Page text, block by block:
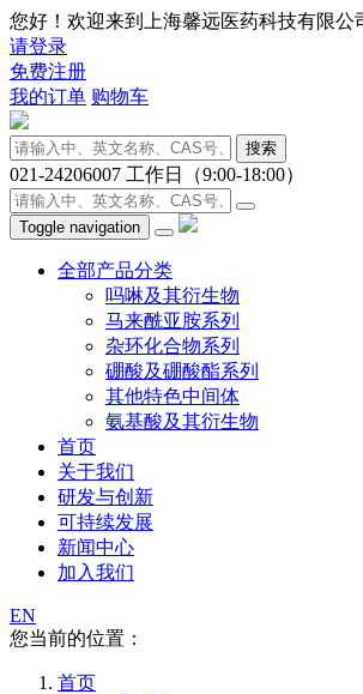
您好！欢迎来到上海馨远医药科技有限公
请登录
免费注册
我的订单 购物车
搜索
021-24206007 工作日（9:00-18:00）
Toggle navigation
全部产品分类
吗啉及其衍生物
马来酰亚胺系列
杂环化合物系列
硼酸及硼酸酯系列
其他特色中间体
氨基酸及其衍生物
首页
关于我们
研发与创新
可持续发展
新闻中心
加入我们
EN
您当前的位置：
首页